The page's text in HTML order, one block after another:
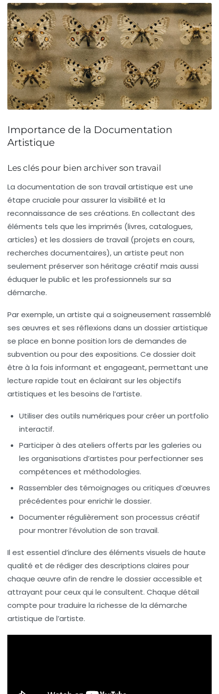
Importance de la Documentation
Artistique
Les clés pour bien archiver son travail
La documentation de son travail artistique est une
étape cruciale pour assurer la visibilité et la
reconnaissance de ses créations. En collectant des
éléments tels que les imprimés (livres, catalogues,
articles) et les dossiers de travail (projets en cours,
recherches documentaires), un artiste peut non
seulement préserver son héritage créatif mais aussi
éduquer le public et les professionnels sur sa
démarche.
Par exemple, un artiste qui a soigneusement rassemblé
ses œuvres et ses réflexions dans un dossier artistique
se place en bonne position lors de demandes de
subvention ou pour des expositions. Ce dossier doit
être à la fois informant et engageant, permettant une
lecture rapide tout en éclairant sur les objectifs
artistiques et les besoins de l’artiste.
Utiliser des outils numériques pour créer un portfolio
interactif.
Participer à des ateliers offerts par les galeries ou
les organisations d’artistes pour perfectionner ses
compétences et méthodologies.
Rassembler des témoignages ou critiques d’œuvres
précédentes pour enrichir le dossier.
Documenter régulièrement son processus créatif
pour montrer l’évolution de son travail.
Il est essentiel d’inclure des éléments visuels de haute
qualité et de rédiger des descriptions claires pour
chaque œuvre afin de rendre le dossier accessible et
attrayant pour ceux qui le consultent. Chaque détail
compte pour traduire la richesse de la démarche
artistique de l’artiste.